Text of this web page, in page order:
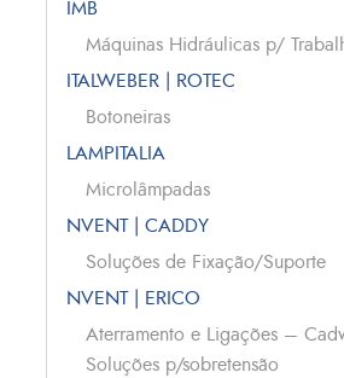
IMB
Máquinas Hidráulicas p/
ITALWEBER | ROTEC
Botoneiras
LAMPITALIA
Microlâmpadas
NVENT | CADDY
Soluções de Fixação/Suporte
NVENT | ERICO
Aterramento e Ligações –
Soluções p/sobretensão